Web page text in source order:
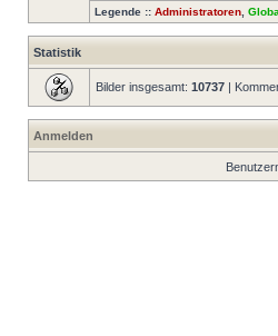
Legende :: Administratoren
Statistik
Bilder insgesamt: 10737 |
Anmelden